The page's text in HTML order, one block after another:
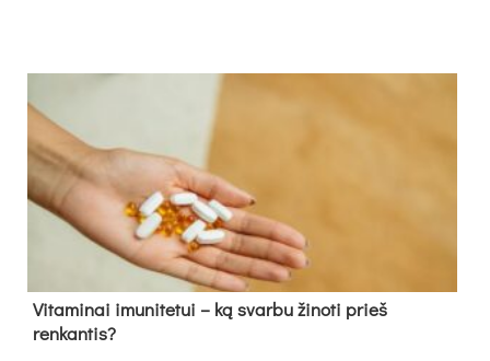
Vitaminai imunitetui – ką svarbu žinoti prieš
renkantis?